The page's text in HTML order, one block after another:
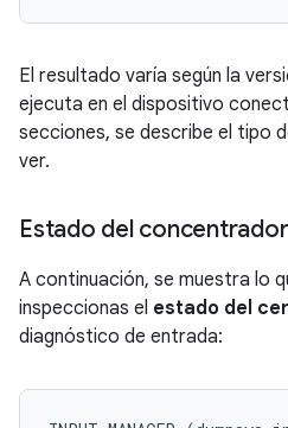
El resultado varía según la
ejecuta en el dispositivo
secciones, se describe el tipo
ver.
Estado del
A continuación, se muestra lo
inspeccionas el estado del
diagnóstico de entrada: